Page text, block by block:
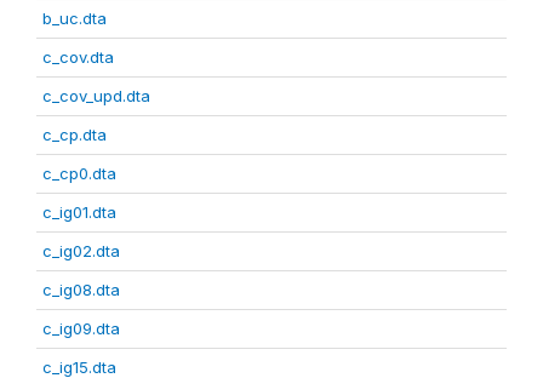
b_uc.dta
c_cov.dta
c_cov_upd.dta
c_cp.dta
c_cp0.dta
c_ig01.dta
c_ig02.dta
c_ig08.dta
c_ig09.dta
c_ig15.dta